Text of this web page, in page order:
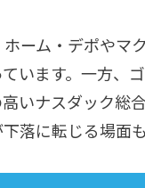
ーム・デポやマ
います。一方、
いナスダック総
落に転じる場面